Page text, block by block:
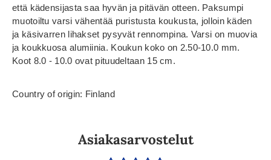
että kädensijasta saa hyvän ja pitävän otteen. Paksumpi
muotoiltu varsi vähentää puristusta koukusta, jolloin käden
ja käsivarren lihakset pysyvät rennompina. Varsi on muovia
ja koukkuosa alumiinia. Koukun koko on 2.50-10.0 mm.
Koot 8.0 - 10.0 ovat pituudeltaan 15 cm.
Country of origin: Finland
Asiakasarvostelut